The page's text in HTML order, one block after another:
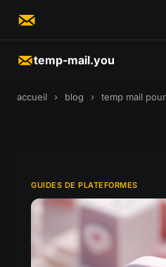
temp-mail.you
accueil › blog › temp mail
GUIDES DE PLATEFORMES